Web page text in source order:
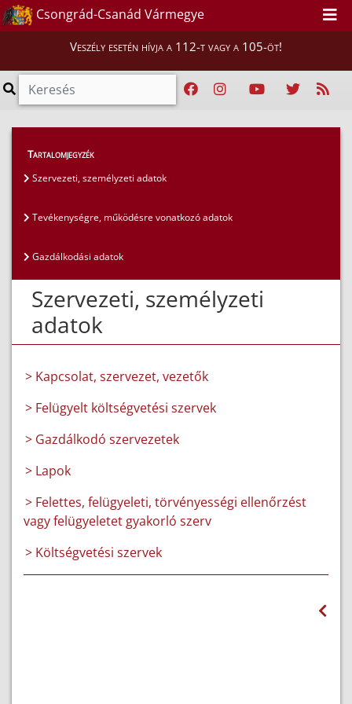
Csongrád-Csanád Vármegye
Veszély esetén hívja a 112-t vagy a 105-öt!
Közérdekű adatok
Szervezeti, személyzeti adatok
Tartalomjegyzék
Szervezeti, személyzeti adatok
Tevékenységre, működésre vonatkozó adatok
Gazdálkodási adatok
Szervezeti, személyzeti
adatok
> Kapcsolat, szervezet, vezetők
> Felügyelt költségvetési szervek
> Gazdálkodó szervezetek
> Lapok
> Felettes, felügyeleti, törvényességi ellenőrzést
vagy felügyeletet gyakorló szerv
> Költségvetési szervek